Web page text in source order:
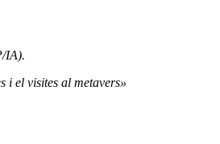
IA).
i el visites al metavers»